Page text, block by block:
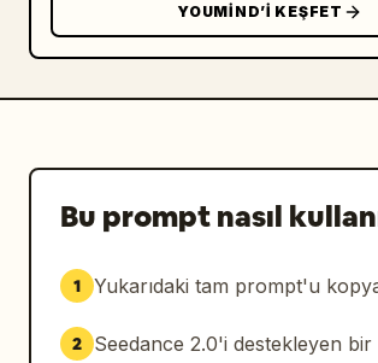
YOUMIND’I KEŞFET
Bu prompt nasıl
1 Yukarıdaki tam prompt'u
2
Seedance 2.0'i destekleyen